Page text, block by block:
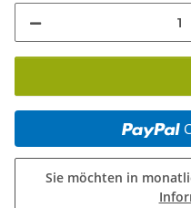
Sie möchten in